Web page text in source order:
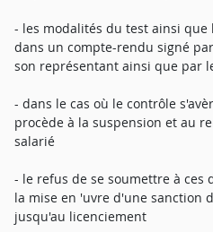
- les modalités du test ainsi que
dans un compte-rendu signé
son représentant ainsi que par
- dans le cas où le contrôle
procède à la suspension et au
salarié
- le refus de se soumettre à
la mise en 'uvre d'une sanction
jusqu'au licenciement